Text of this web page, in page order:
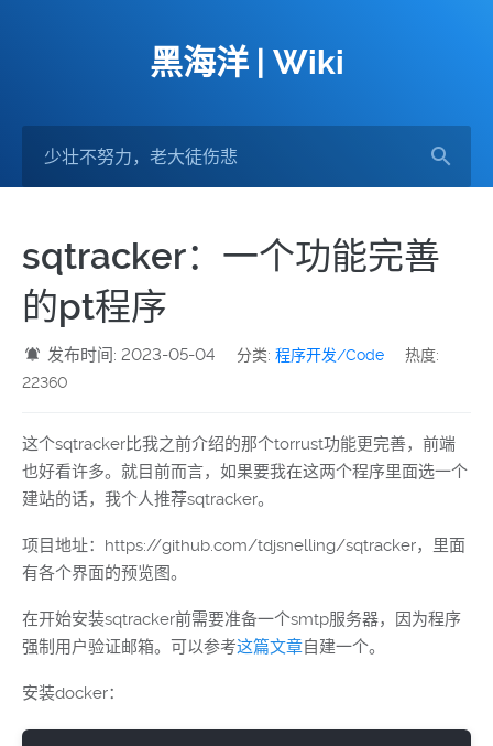
黑海洋 | Wiki
sqtracker：一个功能完善
的pt程序
发布时间: 2023-05-04 分类:程序开发/Code
热度:
22360
这个sqtracker比我之前介绍的那个torrust功能更完善，前端
也好看许多。就目前而言，如果要我在这两个程序里面选一个
建站的话，我个人推荐sqtracker。
项目地址：https://github.com/tdjsnelling/sqtracker，里面
有各个界面的预览图。
在开始安装sqtracker前需要准备一个smtp服务器，因为程序
强制用户验证邮箱。可以参考这篇文章自建一个。
安装docker：